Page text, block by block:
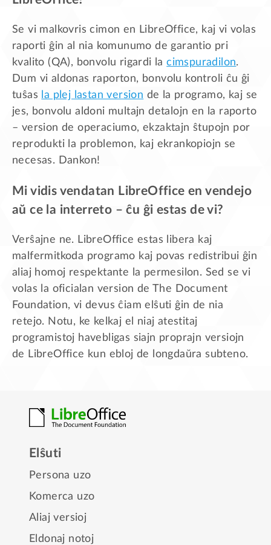
Se vi malkovris cimon en LibreOffice, kaj vi volas
raporti ĝin al nia komunumo de garantio pri
kvalito (QA), bonvolu rigardi lacimspuradilon.
Dum vi aldonas raporton, bonvolu kontroli ĉu ĝi
tuŝas
la plej lastan version de la programo, kaj se
jes, bonvolu aldoni multajn detalojn en la raporto
– version de operaciumo, ekzaktajn ŝtupojn por
reprodukti la problemon, kaj ekrankopiojn se
necesas. Dankon!
Mi vidis vendatan LibreOffice en vendejo
aŭ ce la interreto – ĉu ĝi estas de vi?
Verŝajne ne. LibreOffice estas libera kaj
malfermitkoda programo kaj povas redistribui ĝin
aliaj homoj respektante la permesilon. Sed se vi
volas la oficialan version de The Document
Foundation, vi devus ĉiam elŝuti ĝin de nia
retejo. Notu, ke kelkaj el niaj atestitaj
programistoj havebligas siajn proprajn versiojn
de LibreOffice kun ebloj de longdaŭra subteno.
Elŝuti
Persona uzo
Komerca uzo
Aliaj versioj
Eldonaj notoj